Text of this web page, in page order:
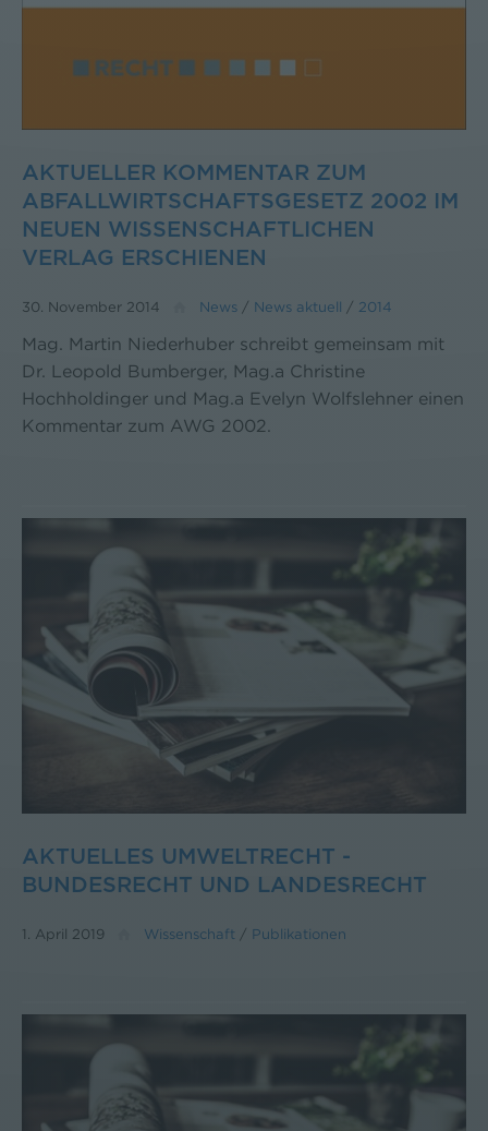
AKTUELLER KOMMENTAR ZUM
ABFALLWIRTSCHAFTSGESETZ 2002 IM
NEUEN WISSENSCHAFTLICHEN
VERLAG ERSCHIENEN
30. November 2014 News / News aktuell / 2014
Mag. Martin Niederhuber schreibt gemeinsam mit
Dr. Leopold Bumberger, Mag.a Christine
Hochholdinger und Mag.a Evelyn Wolfslehner einen
Kommentar zum AWG 2002.
AKTUELLES UMWELTRECHT -
BUNDESRECHT UND LANDESRECHT
1. April 2019 Wissenschaft / Publikationen